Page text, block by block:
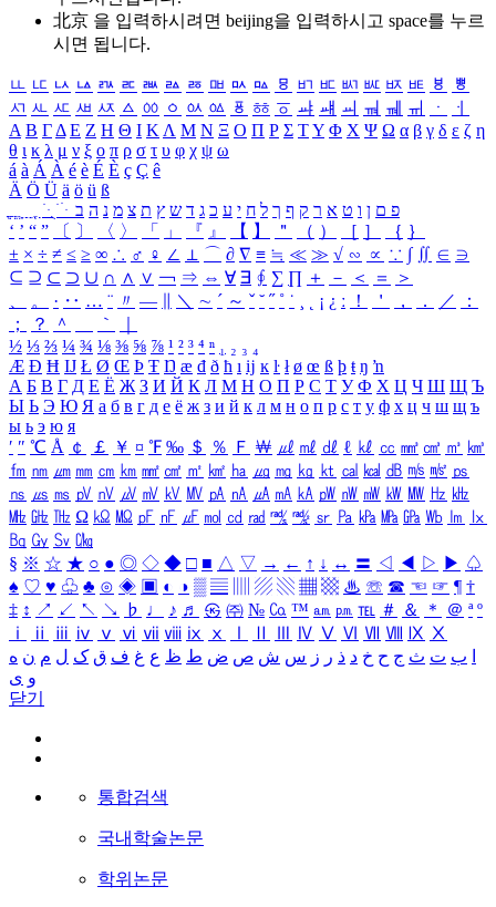
北京 을 입력하시려면 beijing을 입력하시고 space를 누르
시면 됩니다.
ㅥ ㅦ ㅧ ㅨ ㅩ ㅪ ㅫ ㅬ ㅭ ㅮ ㅯ ㅰ ㅱ ㅲ ㅳ ㅴ ㅵ ㅶ ㅷ ㅸ
ㅹ
ㅺ ㅻ ㅼ ㅽ ㅾ ㅿ ㆀ ㆁ ㆂ ㆃ ㆄ ㆅ ㆆ ㆇ ㆈ ㆉ ㆊ ㆋ ㆌ ㆍ
ㆎ
Α Β ΓΔ Ε Ζ Η Θ Ι ΚΛ Μ Ν Ξ Ο Π Ρ Σ ΤΥ Φ Χ Ψ Ω α β γ δ ε ζ η
θ ι κ λ μ ν ξ ο π ρ σ τ υ φ χ ψ ω
á à Á À é è É È ç Ç ê
Ä Ö Ü ä ö ü ß
ִֶֹ ֻּ ׁׂ פ ם ן ו ט א ר ק ף ך ל ח י ע כ ג ד ש ץ ת צ מ נ ה ב
‘ ’ “ ” 〔 〕 〈 〉 「 」 『 』 【 】 ＂ （ ） ［ ］ ｛ ｝
± × ÷ ≠ ≤ ≥ ∞ ∴ ♂ ♀ ∠ ⊥ ⌒ ∂ ∇ ≡ ≒ ≪ ≫ √ ∽ ∝ ∵ ∫ ∬ ∈ ∋
⊆ ⊇ ⊂ ⊃ ∪ ∩ ∧ ∨ ￢ ⇒ ⇔ ∀ ∃ ∮ ∑ ∏ ＋ － ＜ ＝
＞
、
。 · ‥ … ¨ 〃 ― ＼ ∼ ´ ～ ˇ ˘ ˝ ˚ ˙ ¸ ¡ ¿ ː ！ ＇ ， ． ／
：
；
？ ＾ ｀
½ ⅓ ⅔ ¼ ¾ ⅛ ⅜ ⅝ ⅞ ¹ ² ³ ⁴ ⁿ ₁ ₂ ₃ ₄
Æ Ð Ħ Ĳ Ł Ø Œ Þ Ŧ Ŋ æ đ ð ħ ı ĳ ĸ ŀ ł ø œ ß þ ŧ ŋ ŉ
А Б В Г Д Е Ё Ж З И Й К Л М Н О П Р С Т У Ф Х Ц Ч Ш Щ Ъ
Ы Ь Э Ю Я а б в г д е ё ж з и й к л м н о п р с т у ф х ц ч ш щ ъ
ы ь э ю я
′ ″ ℃ Å ￠ ￡ ￥ ¤ ℉ ‰ ＄ ％ Ｆ ￦ ㎕ ㎖ ㎗ ℓ ㎘ ㏄ ㎣ ㎤ ㎥ ㎦
㎙ ㎚ ㎛ ㎜ ㎝ ㎞ ㎟ ㎠ ㎡ ㎢ ㏊ ㎍ ㎎ ㎏ ㏏ ㎈ ㎉ ㏈ ㎧ ㎨ ㎰
㎱ ㎲ ㎳ ㎴ ㎵ ㎶ ㎷ ㎸ ㎹ ㎀ ㎁ ㎂ ㎃ ㎄ ㎺ ㎻ ㎽ ㎾ ㎿ ㎐ ㎑
㎒ ㎓ ㎔ Ω ㏀ ㏁ ㎊ ㎋ ㎌ ㏖ ㏅ ㎭ ㎮ ㎯ ㏛ ㎩ ㎪ ㎫ ㎬ ㏝ ㏐
㏓
㏃ ㏉ ㏜ ㏆
§ ※ ☆ ★ ○ ● ◎ ◇ ◆ □ ■ △ ▽ → ← ↑ ↓ ↔ 〓 ◁ ◀ ▷ ▶ ♤
♠ ♡ ♥ ♧ ♣ ⊙ ◈ ▣ ◐ ◑ ▒ ▤ ▨ ▧ ▦ ▩ ♨ ☏ ☎ ☜ ☞ ¶ †
‡ ↕ ↗ ↙ ↖ ↘ ♭ ♩ ♪ ♬ ㉿ ㈜ № ㏇ ™ ㏂ ㏘ ℡ ＃ ＆ ＊ ＠ ª º
ⅰ
ⅱ ⅲ ⅳ ⅴ ⅵ ⅶ ⅷ ⅸ ⅹ Ⅳ Ⅴ Ⅵ Ⅶ Ⅷ Ⅸ Ⅹ
ب ت ث ج ح خ د ذ ر ز س ش ص ض ط ظ ع غ ف ق ک ل م ن ه
و ی
닫기
통합검색
국내학술논문
학위논문